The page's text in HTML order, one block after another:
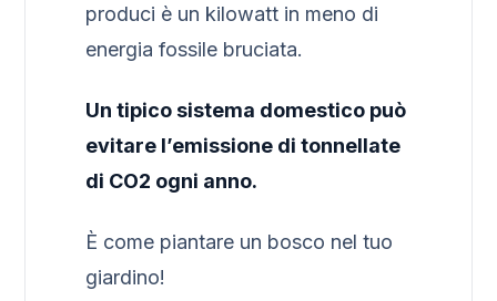
produci è un kilowatt in meno di
energia fossile bruciata.
Un tipico sistema domestico può
evitare l’emissione di tonnellate
di CO2 ogni anno.
È come piantare un bosco nel tuo
giardino!